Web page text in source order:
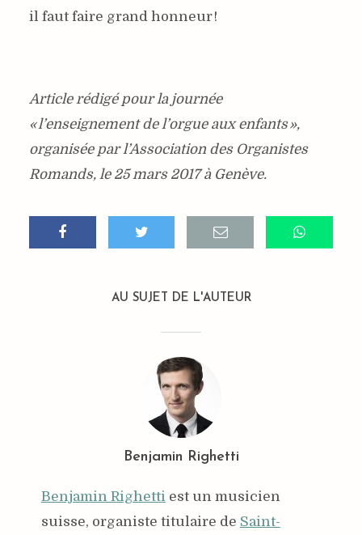
il faut faire grand honneur !
Article rédigé pour la journée
« l’enseignement de l’orgue aux enfants »,
organisée par l’Association des Organistes
Romands, le 25 mars 2017 à Genève.
AU SUJET DE L'AUTEUR
Benjamin Righetti
Benjamin Righetti est un musicien
suisse, organiste titulaire de Saint-